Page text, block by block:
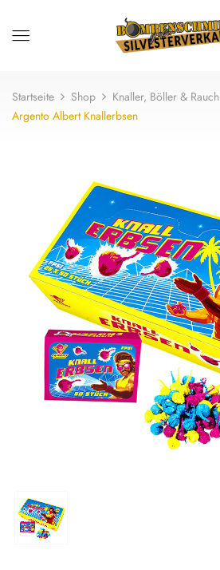
Startseite Shop
Knaller, Böller & Rauch
Argento Albert Knallerbsen